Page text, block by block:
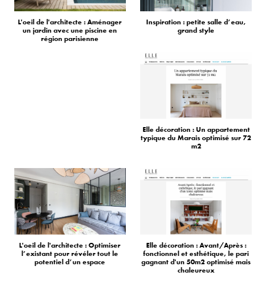
L'oeil de l'architecte : Aménager
un jardin avec une piscine en
région parisienne
Inspiration : petite salle d’eau,
grand style
Elle décoration : Un appartement
typique du Marais optimisé sur 72
m2
L'oeil de l'architecte : Optimiser
l’existant pour révéler tout le
potentiel d’un espace
Elle décoration : Avant/Après :
fonctionnel et esthétique, le pari
gagnant d'un 50m2 optimisé mais
chaleureux